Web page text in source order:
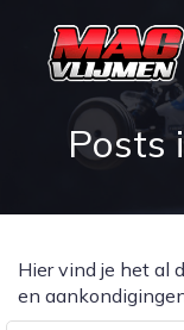
Posts
Hier vind je het al
en